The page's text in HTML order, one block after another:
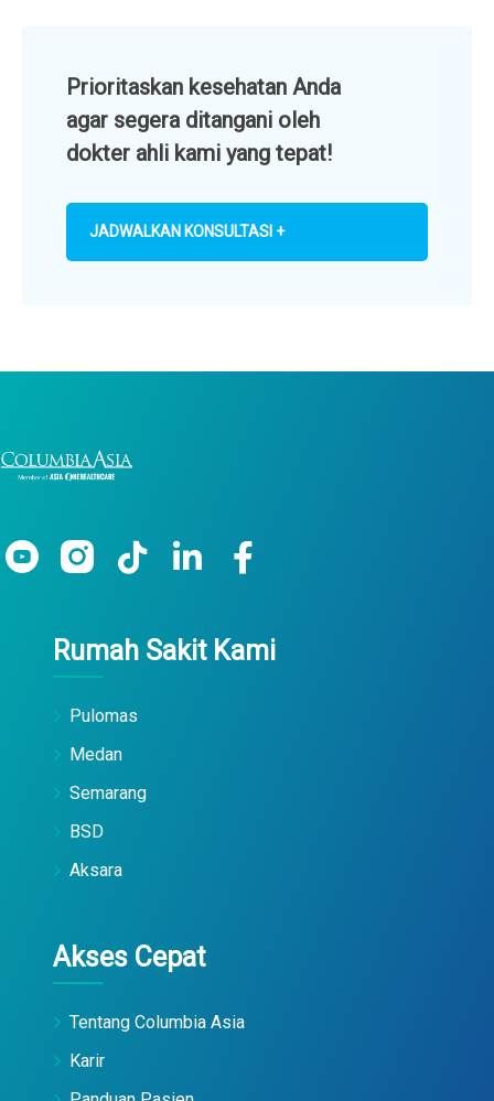
Prioritaskan kesehatan Anda
agar segera ditangani oleh
dokter ahli kami yang tepat!
JADWALKAN KONSULTASI +
Rumah Sakit Kami
Pulomas
Medan
Semarang
BSD
Aksara
Akses Cepat
Tentang Columbia Asia
Karir